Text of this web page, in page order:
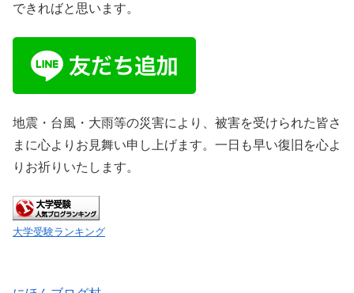
できればと思います。
地震・台風・大雨等の災害により、被害を受けられた皆さ
まに心よりお見舞い申し上げます。一日も早い復旧を心よ
りお祈りいたします。
大学受験ランキング